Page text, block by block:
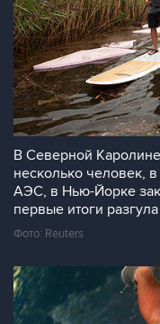
В Северной
несколько человек,
АЭС, в Нью-Йорке
первые итоги
Фото: Reuters